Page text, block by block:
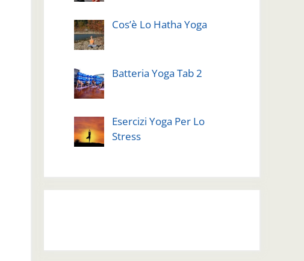
Cos’è Lo Hatha Yoga
Batteria Yoga Tab 2
Esercizi Yoga Per Lo
Stress